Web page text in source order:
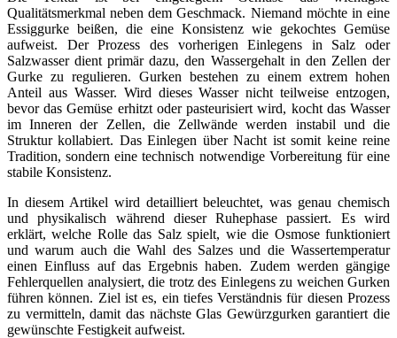
Qualitätsmerkmal neben dem Geschmack. Niemand möchte in eine
Essiggurke beißen, die eine Konsistenz wie gekochtes Gemüse
aufweist. Der Prozess des vorherigen Einlegens in Salz oder
Salzwasser dient primär dazu, den Wassergehalt in den Zellen der
Gurke zu regulieren. Gurken bestehen zu einem extrem hohen
Anteil aus Wasser. Wird dieses Wasser nicht teilweise entzogen,
bevor das Gemüse erhitzt oder pasteurisiert wird, kocht das Wasser
im Inneren der Zellen, die Zellwände werden instabil und die
Struktur kollabiert. Das Einlegen über Nacht ist somit keine reine
Tradition, sondern eine technisch notwendige Vorbereitung für eine
stabile Konsistenz.
In diesem Artikel wird detailliert beleuchtet, was genau chemisch
und physikalisch während dieser Ruhephase passiert. Es wird
erklärt, welche Rolle das Salz spielt, wie die Osmose funktioniert
und warum auch die Wahl des Salzes und die Wassertemperatur
einen Einfluss auf das Ergebnis haben. Zudem werden gängige
Fehlerquellen analysiert, die trotz des Einlegens zu weichen Gurken
führen können. Ziel ist es, ein tiefes Verständnis für diesen Prozess
zu vermitteln, damit das nächste Glas Gewürzgurken garantiert die
gewünschte Festigkeit aufweist.